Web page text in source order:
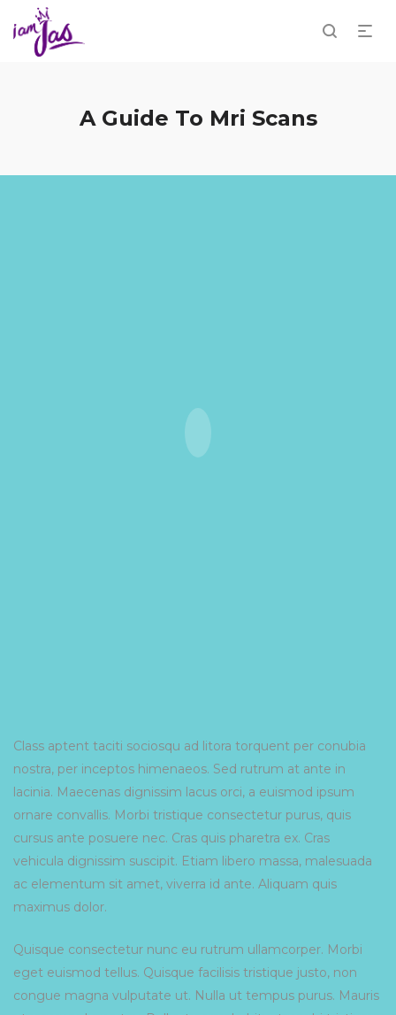
A Guide To Mri Scans
Class aptent taciti sociosqu ad litora torquent per conubia
nostra, per inceptos himenaeos. Sed rutrum at ante in
lacinia. Maecenas dignissim lacus orci, a euismod ipsum
ornare convallis. Morbi tristique consectetur purus, quis
cursus ante posuere nec. Cras quis pharetra ex. Cras
vehicula dignissim suscipit. Etiam libero massa, malesuada
ac elementum sit amet, viverra id ante. Aliquam quis
maximus dolor.
Quisque consectetur nunc eu rutrum ullamcorper. Morbi
eget euismod tellus. Quisque facilisis tristique justo, non
congue magna vulputate ut. Nulla ut tempus purus. Mauris